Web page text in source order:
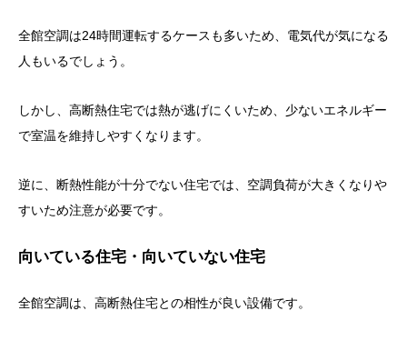
全館空調は24時間運転するケースも多いため、電気代が気になる
人もいるでしょう。
しかし、高断熱住宅では熱が逃げにくいため、少ないエネルギー
で室温を維持しやすくなります。
逆に、断熱性能が十分でない住宅では、空調負荷が大きくなりや
すいため注意が必要です。
向いている住宅・向いていない住宅
全館空調は、高断熱住宅との相性が良い設備です。